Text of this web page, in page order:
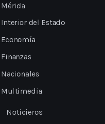
Mérida
Interior del Estado
Economía
Finanzas
Nacionales
Multimedia
Noticieros